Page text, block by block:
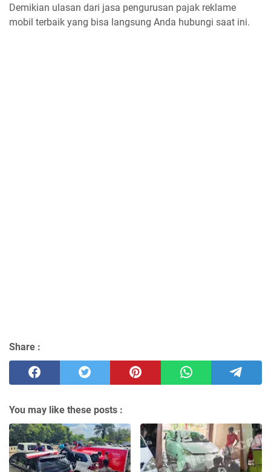
Demikian ulasan dari jasa pengurusan pajak reklame
mobil terbaik yang bisa langsung Anda hubungi saat ini.
Share :
You may like these posts :